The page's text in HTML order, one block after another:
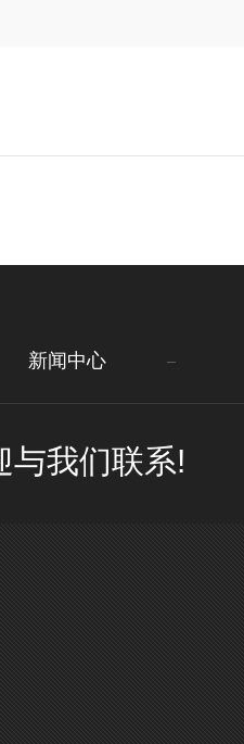
新闻中心
与我们联系!